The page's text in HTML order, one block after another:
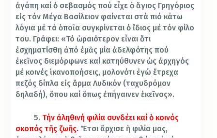
ἀγάπη καί ὁ σεβασμός πού εἶχε ὁ ἅγιος Γρηγόριος
εἰς τόν Μέγα Βασίλειον φαίνεται στά πιό κάτω
λόγια μέ τά ὁποῖα συγκρίνεται ὁ ἴδιος μέ τόν φίλο
του. Γράφει: «Τό ὡραιότερον εἶναι ὅτι
ἐσχηματίσθη ἀπό ἐμᾶς μία ἀδελφότης πού
ἐκεῖνος διεμόρφωνε καί κατηύθυνεν ὡς ἀρχηγός
μέ κοινές ἱκανοποήσεις, μολονότι ἐγώ ἔτρεχα
πεζός δίπλα εἰς ἅρμα Λυδικόν (ταχυδρόμον
δηλαδή), ὅπου καί ὅπως ἐπήγαινεν ἑκεῖνος».
5. Τήν ἀληθινή φιλία συνδέει καί ὁ κοινός
σκοπός τῆς ζωῆς. Ἔτσι ἄρχισε ἡ φιλία μας,